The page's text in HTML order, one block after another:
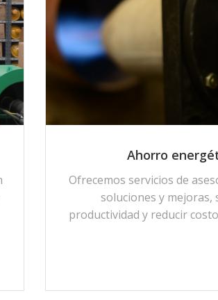
Ahorro
Ofrecemos servicios de
soluciones y
productividad y reducir